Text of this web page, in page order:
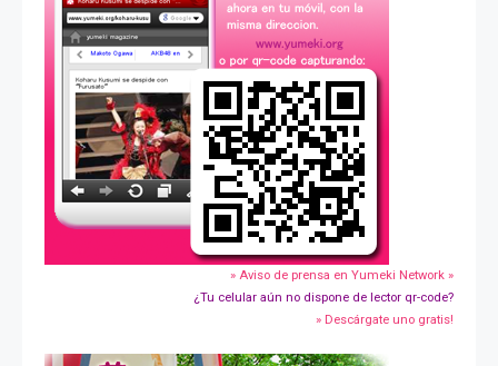
» Aviso de prensa en Yumeki Network »
¿Tu celular aún no dispone de lector qr-code?
» Descárgate uno gratis!